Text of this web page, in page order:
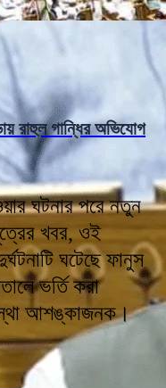
রাহুল গান্ধির অভিযোগ
ঘটনার পরে নতুন
খবর, ওই
ঘটেছে ফানুস
ভর্তি করা
আশঙ্কাজনক।